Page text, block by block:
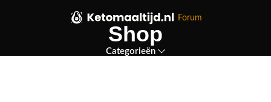
Forum
Shop
Categorieën